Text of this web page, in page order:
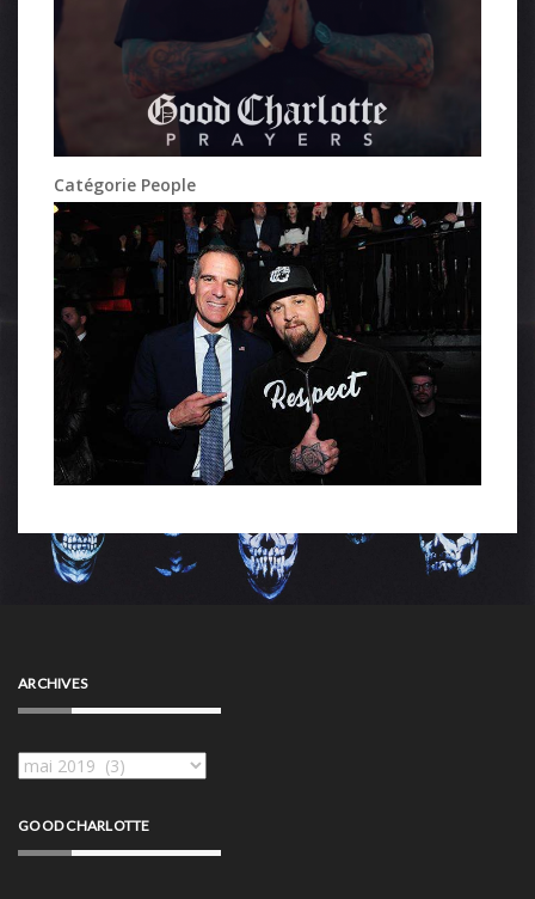
Catégorie People
ARCHIVES
Archives
GOOD CHARLOTTE